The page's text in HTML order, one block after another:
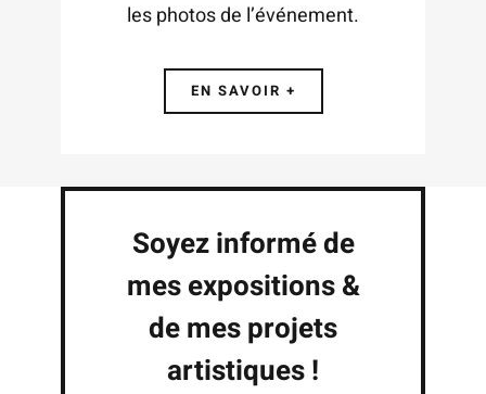
les photos de l’événement.
EN SAVOIR +
Soyez informé de
mes expositions &
de mes projets
artistiques !